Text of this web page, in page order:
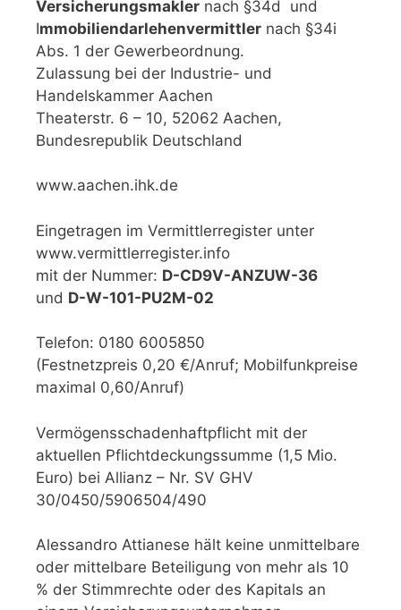
Versicherungsmakler nach §34d und
Immobiliendarlehenvermittler nach §34i
Abs. 1 der Gewerbeordnung.
Zulassung bei der Industrie- und
Handelskammer Aachen
Theaterstr. 6 – 10, 52062 Aachen,
Bundesrepublik Deutschland
www.aachen.ihk.de
Eingetragen im Vermittlerregister unter
www.vermittlerregister.info
mit der Nummer: D-CD9V-ANZUW-36
und D-W-101-PU2M-02
Telefon: 0180 6005850
(Festnetzpreis 0,20 €/Anruf; Mobilfunkpreise
maximal 0,60/Anruf)
Vermögensschadenhaftpflicht mit der
aktuellen Pflichtdeckungssumme (1,5 Mio.
Euro) bei Allianz – Nr. SV GHV
30/0450/5906504/490
Alessandro Attianese hält keine unmittelbare
oder mittelbare Beteiligung von mehr als 10
% der Stimmrechte oder des Kapitals an